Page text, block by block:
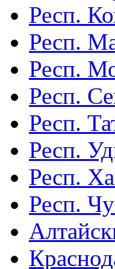
Респ.
Респ.
Респ.
Респ.
Респ.
Респ.
Респ.
Респ.